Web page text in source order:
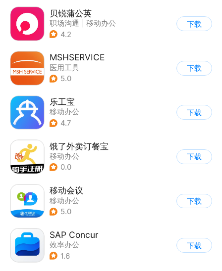
贝锐蒲公英
职场沟通
移动办公
4.2
下载
MSHSERVICE
医用工具
5.0
下载
乐工宝
移动办公
4.7
下载
饿了外卖订餐宝
移动办公
0.0
下载
移动会议
移动办公
5.0
下载
SAP Concur
效率办公
1.6
下载